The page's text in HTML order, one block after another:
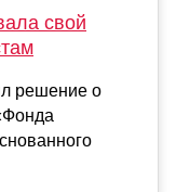
свой
решение о